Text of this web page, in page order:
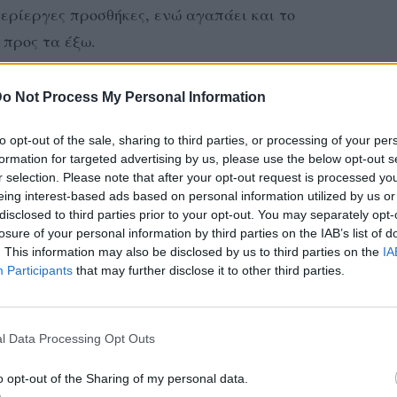
Not Process My Personal Information
opt-out of the sale, sharing to third parties, or processing of your
for targeted advertising by us, please use the below opt-out
selection. Please note that after your opt-out request is processed
interest-based ads based on personal information utilized by us
to third parties prior to your opt-out. You may separately
of your personal information by third parties on the IAB’s list of
This information may also be disclosed by us to third parties on the
Participants that may further disclose it to other third parties.
Data Processing Opt Outs
opt-out of the Sharing of my personal data.
προσθήκες, ενώ αγαπάει και το
προς τα έξω.
ενδιαφέροντα outfits της ηθοποιού, τα
ΔΙΑΦΗΜΙΣΗ